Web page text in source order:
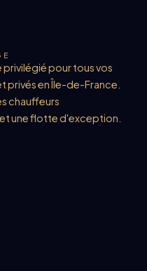
privilégié pour tous vos
en Île-de-France.
chauffeurs
une flotte d'exception.